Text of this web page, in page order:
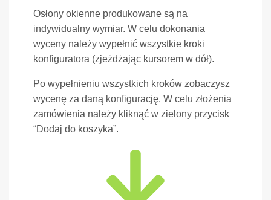
Osłony okienne produkowane są na
indywidualny wymiar. W celu dokonania
wyceny należy wypełnić wszystkie kroki
konfiguratora (zjeżdżając kursorem w dół).
Po wypełnieniu wszystkich kroków zobaczysz
wycenę za daną konfigurację. W celu złożenia
zamówienia należy kliknąć w zielony przycisk
“Dodaj do koszyka”.